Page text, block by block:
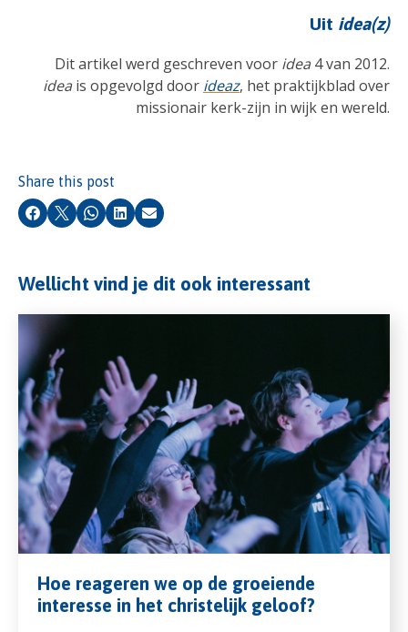
Uit idea(z)
Dit artikel werd geschreven voor idea 4 van 2012.
idea is opgevolgd door ideaz, het praktijkblad over
missionair kerk-zijn in wijk en wereld.
Share this post
Facebook
X Whatsapp
LinkedIn
Email
Wellicht vind je dit ook interessant
Hoe reageren we op de groeiende
interesse in het christelijk geloof?